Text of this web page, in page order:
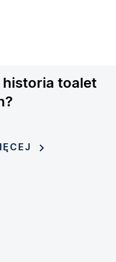
historia toalet